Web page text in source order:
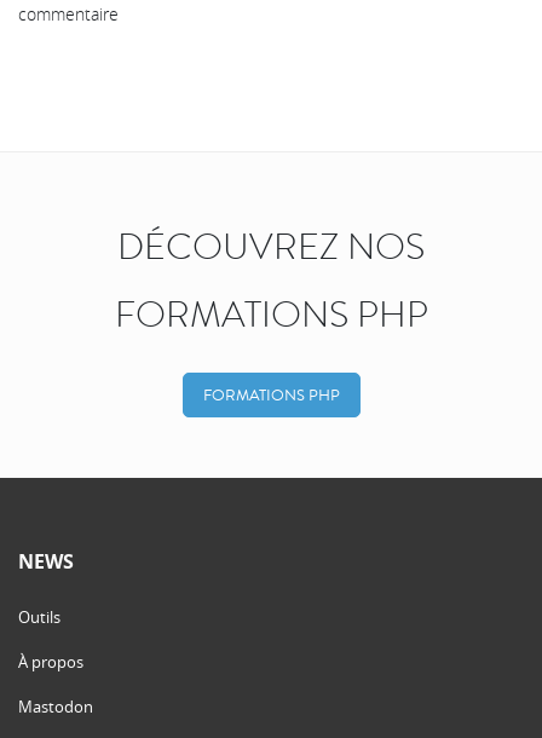
commentaire
DÉCOUVREZ NOS
FORMATIONS PHP
FORMATIONS PHP
NEWS
Outils
À propos
Mastodon